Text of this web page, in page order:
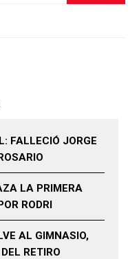
FALLECIÓ JORGE
LA PRIMERA
RODRI
AL GIMNASIO,
RETIRO